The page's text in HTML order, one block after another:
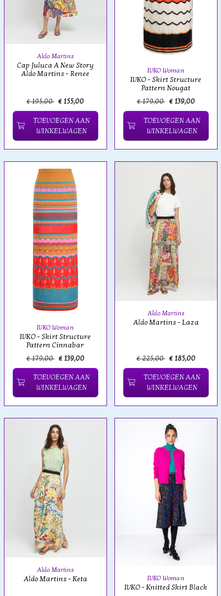
Aldo Martins
Cap Juluca A New Story
Aldo Martins - Renee
€ 195,00 € 155,00
TOEVOEGEN AAN
WINKELWAGEN
IVKO Woman
IVKO - Skirt Structure
Pattern Nougat
€ 179,00 € 139,00
TOEVOEGEN AAN
WINKELWAGEN
IVKO Woman
IVKO - Skirt Structure
Pattern Cinnabar
€ 179,00 € 139,00
TOEVOEGEN AAN
WINKELWAGEN
Aldo Martins
Aldo Martins - Laza
€ 225,00 € 185,00
TOEVOEGEN AAN
WINKELWAGEN
Aldo Martins
Aldo Martins - Keta IVKO Woman
IVKO - Knitted Skirt Black